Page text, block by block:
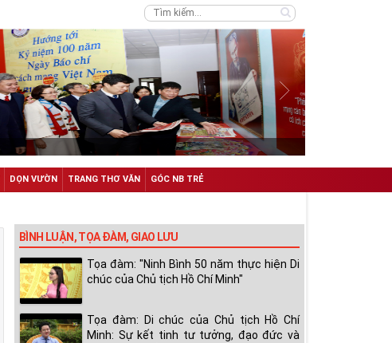
DỌN VƯỜN TRANG THƠ VĂN GÓC NB TRẺ
BÌNH LUẬN, TỌA ĐÀM, GIAO LƯU
Tọa đàm: "Ninh Bình 50 năm thực hiện Di
chúc của Chủ tịch Hồ Chí Minh"
Tọa đàm: Di chúc của Chủ tịch Hồ Chí
Minh: Sự kết tinh tư tưởng, đạo đức và